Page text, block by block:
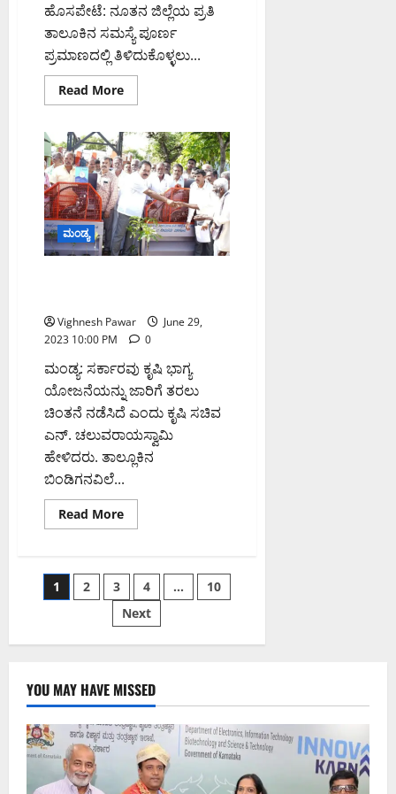
ಹೊಸಪೇಟೆ: ನೂತನ ಜಿಲ್ಲೆಯ ಪ್ರತಿ
ತಾಲೂಕಿನ ಸಮಸ್ಯೆ ಪೂರ್ಣ
ಪ್ರಮಾಣದಲ್ಲಿ ತಿಳಿದುಕೊಳ್ಳಲು...
Read MoreRead
more
ಮಟ್ಟದಲ್ಲಿ
ಕೆಡಿಪಿ
ಸಭೆ
ಜುಲೈ
24
ರಿಂದಲೇ
ಪ್ರಾರಂಭ
—
ಉಸ್ತುವಾರಿ
ಸಚಿವ
ಮಂಡ್ಯ
Vighnesh Pawar
June 29,
2023 10:00 PM
0
ಮಂಡ್ಯ: ಸರ್ಕಾರವು ಕೃಷಿ ಭಾಗ್ಯ
ಯೋಜನೆಯನ್ನು ಜಾರಿಗೆ ತರಲು
ಚಿಂತನೆ ನಡೆಸಿದೆ ಎಂದು ಕೃಷಿ ಸಚಿವ
ಎನ್. ಚಲುವರಾಯಸ್ವಾಮಿ
ಹೇಳಿದರು. ತಾಲ್ಲೂಕಿನ
ಬಿಂಡಿಗನವಿಲೆ...
Read MoreRead
more
ಜಾರಿಗೆ
ಚಿಂತನೆ:
ಸಚಿವ
ಚಲುವರಾಯಸ್ವಾಮಿ
Posts
pagination
1 2 3 4 …
10
Next
YOU MAY HAVE MISSED